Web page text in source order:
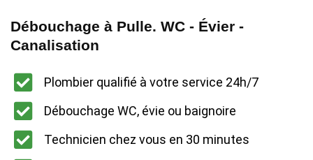
Débouchage à Pulle. WC - Évier -
Canalisation
Plombier qualifié à votre service 24h/7
Débouchage WC, évie ou baignoire
Technicien chez vous en 30 minutes